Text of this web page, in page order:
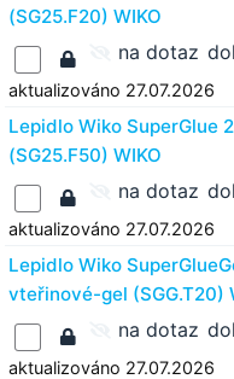
(SG25.F20) WIKO
na dotaz
aktualizováno 27.07.2026
Lepidlo Wiko SuperGlue
(SG25.F50) WIKO
na dotaz
aktualizováno 27.07.2026
Lepidlo Wiko
vteřinové-gel (SGG.T20)
na dotaz
aktualizováno 27.07.2026